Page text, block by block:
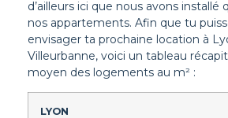
d’ailleurs ici que nous avons installé
nos appartements. Afin que tu
envisager ta prochaine location à
Villeurbanne, voici un tableau
moyen des logements au m² :
LYON